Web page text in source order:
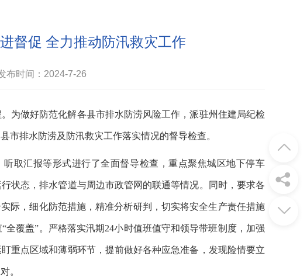
督促 全力推动防汛救灾工作
布时间：2024-7-26
为做好防范化解各县市排水防涝风险工作，派驻州住建局纪检
市排水防涝及防汛救灾工作落实情况的督导检查。
取汇报等形式进行了全面督导检查，重点聚焦城区地下停车
状态，排水管道与周边市政管网的联通等情况。同时，要求各
际，细化防范措施，精准分析研判，切实将安全生产责任措施
覆盖”。严格落实汛期24小时值班值守和领导带班制度，加强
重点区域和薄弱环节，提前做好各种应急准备，发现险情要立
。